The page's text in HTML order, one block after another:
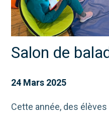
Salon de
24 Mars 2025
Cette année, des